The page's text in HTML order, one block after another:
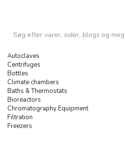
Autoclaves
Centrifuges
Bottles
Climate chambers
Baths & Thermostats
Bioreactors
Chromatography Equipment
Filtration
Freezers